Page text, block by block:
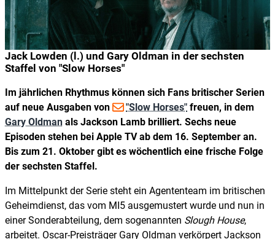
Jack Lowden (l.) und Gary Oldman in der sechsten
Staffel von "Slow Horses"
Im jährlichen Rhythmus können sich Fans britischer Serien
auf neue Ausgaben von
"Slow Horses" freuen, in dem
Gary Oldman als Jackson Lamb brilliert. Sechs neue
Episoden stehen bei Apple TV ab dem 16. September an.
Bis zum 21. Oktober gibt es wöchentlich eine frische Folge
der sechsten Staffel.
Im Mittelpunkt der Serie steht ein Agententeam im britischen
Geheimdienst, das vom MI5 ausgemustert wurde und nun in
einer Sonderabteilung, dem sogenannten Slough House,
arbeitet. Oscar-Preisträger Gary Oldman verkörpert Jackson